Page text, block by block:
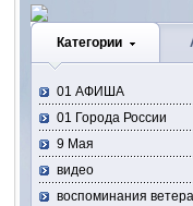
Категории
01 АФИША
01 Города России
9 Мая
видео
воспоминания